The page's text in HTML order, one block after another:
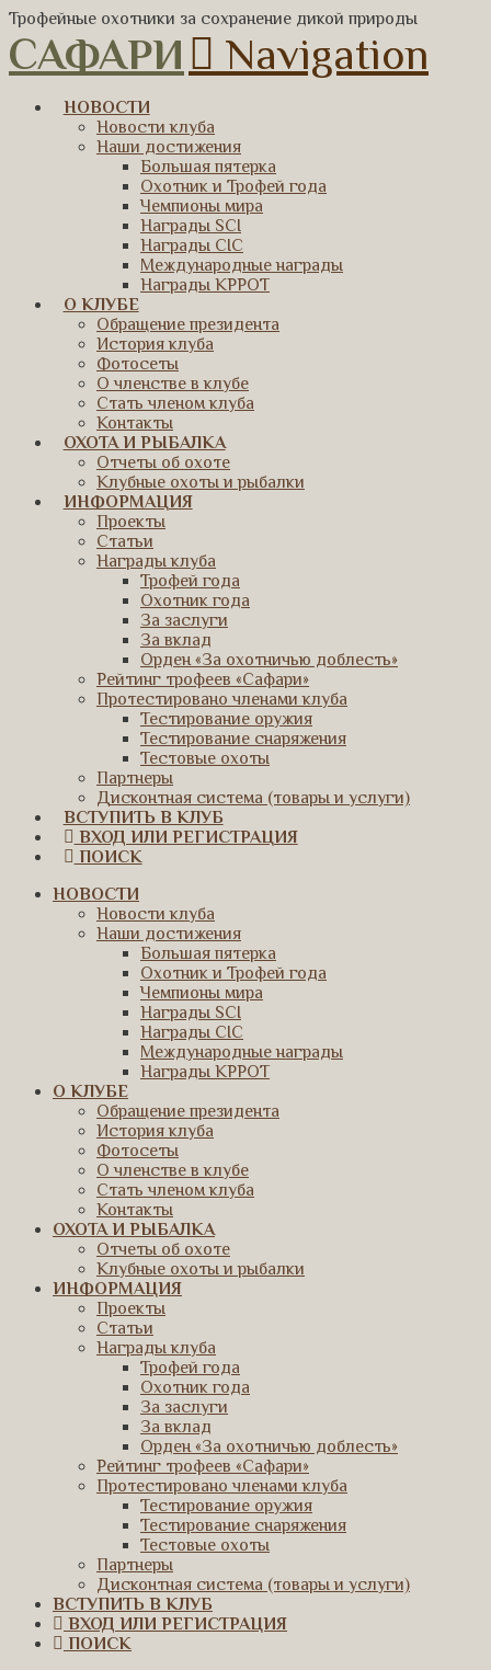
Трофейные охотники за сохранение дикой природы
САФАРИ Navigation
НОВОСТИ
Новости клуба
Наши достижения
Большая пятерка
Охотник и Трофей года
Чемпионы мира
Награды SCI
Награды CIC
Международные награды
Награды КРРОТ
О КЛУБЕ
Обращение президента
История клуба
Фотосеты
О членстве в клубе
Стать членом клуба
Контакты
ОХОТА И РЫБАЛКА
Отчеты об охоте
Клубные охоты и рыбалки
ИНФОРМАЦИЯ
Проекты
Статьи
Награды клуба
Трофей года
Охотник года
За заслуги
За вклад
Орден «За охотничью доблесть»
Рейтинг трофеев «Сафари»
Протестировано членами клуба
Тестирование оружия
Тестирование снаряжения
Тестовые охоты
Партнеры
Дисконтная система (товары и услуги)
ВСТУПИТЬ В КЛУБ
ВХОД ИЛИ РЕГИСТРАЦИЯ
ПОИСК
НОВОСТИ
Новости клуба
Наши достижения
Большая пятерка
Охотник и Трофей года
Чемпионы мира
Награды SCI
Награды CIC
Международные награды
Награды КРРОТ
О КЛУБЕ
Обращение президента
История клуба
Фотосеты
О членстве в клубе
Стать членом клуба
Контакты
ОХОТА И РЫБАЛКА
Отчеты об охоте
Клубные охоты и рыбалки
ИНФОРМАЦИЯ
Проекты
Статьи
Награды клуба
Трофей года
Охотник года
За заслуги
За вклад
Орден «За охотничью доблесть»
Рейтинг трофеев «Сафари»
Протестировано членами клуба
Тестирование оружия
Тестирование снаряжения
Тестовые охоты
Партнеры
Дисконтная система (товары и услуги)
ВСТУПИТЬ В КЛУБ
ВХОД ИЛИ РЕГИСТРАЦИЯ
ПОИСК